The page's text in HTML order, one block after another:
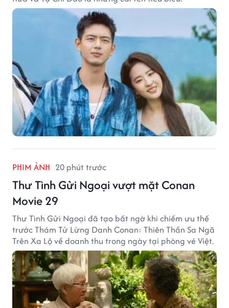
PHIM ẢNH 20 phút trước
Thư Tình Gửi Ngoại vượt mặt Conan
Movie 29
Thư Tình Gửi Ngoại đã tạo bất ngờ khi chiếm ưu thế
trước Thám Tử Lừng Danh Conan: Thiên Thần Sa Ngã
Trên Xa Lộ về doanh thu trong ngày tại phòng vé Việt.